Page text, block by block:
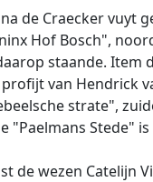
de Craecker
Hof Bosch",
staande. Item
van Hendrick
strate",
Stede"
wezen Catelijn